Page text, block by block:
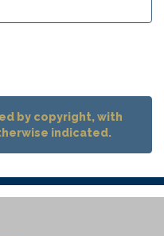
by copyright, with
indicated.